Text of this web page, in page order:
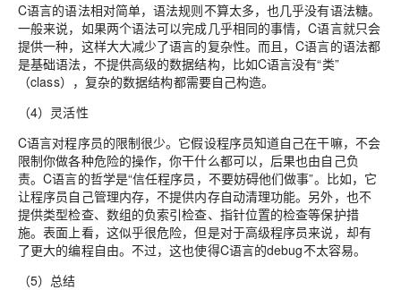
C语言的语法相对简单，语法规则不算太多，也几乎没有语法糖。
一般来说，如果两个语法可以完成几乎相同的事情，C语言就只会
提供一种，这样大大减少了语言的复杂性。而且，C语言的语法都
是基础语法，不提供高级的数据结构，比如C语言没有“类”
（class），复杂的数据结构都需要自己构造。
（4）灵活性
C语言对程序员的限制很少。它假设程序员知道自己在干嘛，不会
限制你做各种危险的操作，你干什么都可以，后果也由自己负
责。C语言的哲学是“信任程序员，不要妨碍他们做事”。比如，它
让程序员自己管理内存，不提供内存自动清理功能。另外，也不
提供类型检查、数组的负索引检查、指针位置的检查等保护措
施。表面上看，这似乎很危险，但是对于高级程序员来说，却有
了更大的编程自由。不过，这也使得C语言的debug不太容易。
（5）总结